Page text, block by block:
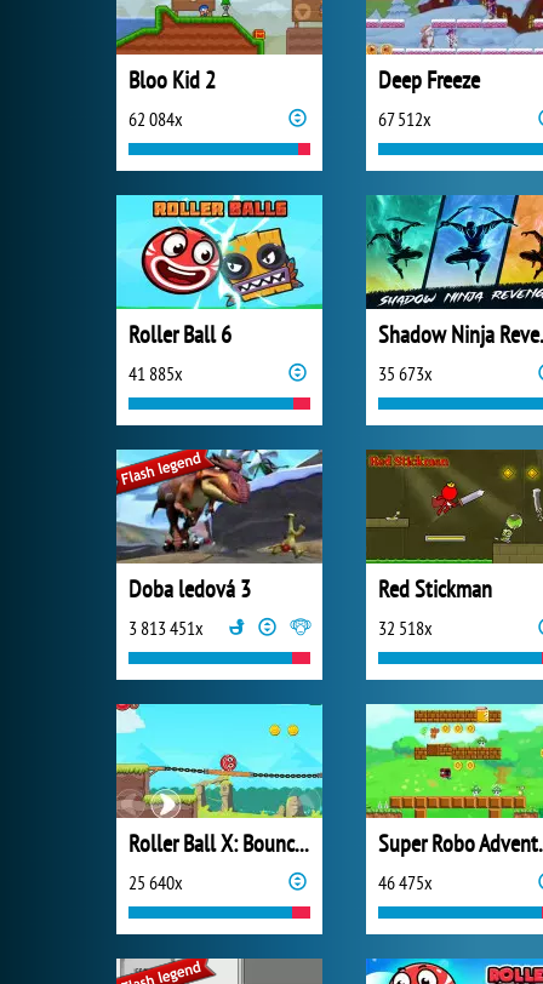
Bloo Kid 2
62 084x
Deep Freeze
67 512x
Roller Ball 6
41 885x 35 673x
Doba ledová 3
3 813 451x
Red Stickman
32 518x
Roller Ball X: Bounce Ball
25 640x 46 475x